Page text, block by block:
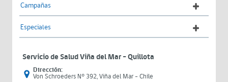
Campañas
Especiales
Servicio de Salud Viña del Mar – Quillota
Dirección:
Von Schroeders N° 392, Viña del Mar - Chile